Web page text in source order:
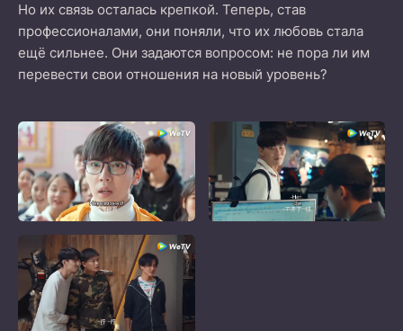
Но их связь осталась крепкой. Теперь, став
профессионалами, они поняли, что их любовь стала
ещё сильнее. Они задаются вопросом: не пора ли им
перевести свои отношения на новый уровень?